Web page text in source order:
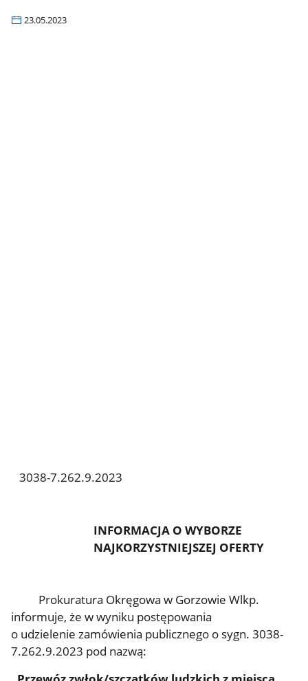
23.05.2023
3038-7.262.9.2023
INFORMACJA O WYBORZE
NAJKORZYSTNIEJSZEJ OFERTY
Prokuratura Okręgowa w Gorzowie Wlkp.
informuje, że w wyniku postępowania
o udzielenie zamówienia publicznego o sygn. 3038-
7.262.9.2023 pod nazwą: